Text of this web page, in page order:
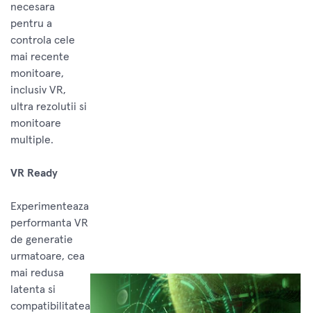
necesara
pentru a
controla cele
mai recente
monitoare,
inclusiv VR,
ultra rezolutii si
monitoare
multiple.
VR Ready
Experimenteaza
performanta VR
de generatie
urmatoare, cea
mai redusa
latenta si
compatibilitatea